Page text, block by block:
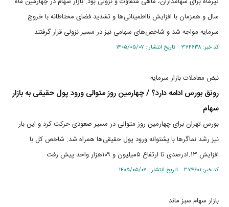
سال و همزمان با افزایش نااطمینانی‌ها و تشدید فضای محتاطانه با خروج
سرمایه مواجه شد و شاخص‌های سهامی نیز در مسیر نزولی قرار گرفتند.
کد خبر: ۳۷۴۶۳۸ تاریخ انتشار : ۱۴۰۵/۰۵/۰۷
نبض معاملات بازار سرمایه
رونق بورس ادامه دارد؟ / چهارمین روز متوالی ورود پول حقیقی به بازار
سهام
بورس تهران برای چهارمین روز متوالی در مسیر صعودی حرکت کرد و این بار
نیز رشد نماگر‌ها با پشتوانه ورود پول حقیقی‌ها همراه شد. شاخص کل با
افزایش ۱.۱۳درصدی تا ارتفاع ۵‌میلیون و ۱۰۹هزار واحد پیش رفت
کد خبر: ۳۷۴۶۰۱ تاریخ انتشار : ۱۴۰۵/۰۵/۰۷
بازار سهام سبز ماند